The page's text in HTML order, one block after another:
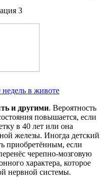
в животе
и другими. Вероятность
повышается, если
в 40 лет или она
железы. Иногда детский
приобретённым, если
черепно-мозговую
характера, которое
нервной системы.